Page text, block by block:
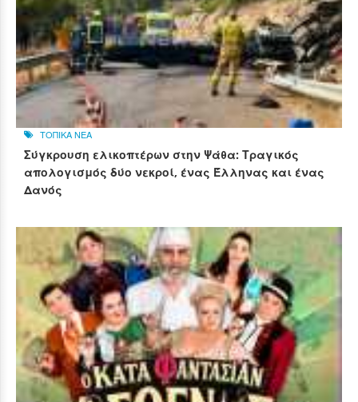
ΤΟΠΙΚΑ ΝΕΑ
Σύγκρουση ελικοπτέρων στην Ψάθα: Τραγικός
απολογισμός δύο νεκροί, ένας Έλληνας και ένας
Δανός